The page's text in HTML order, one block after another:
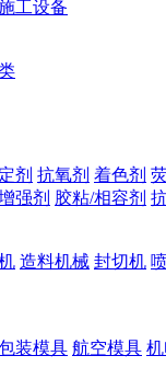
工设备
剂 抗氧剂 着色剂
强剂 胶粘/相容剂
造料机械 封切机
装模具 航空模具